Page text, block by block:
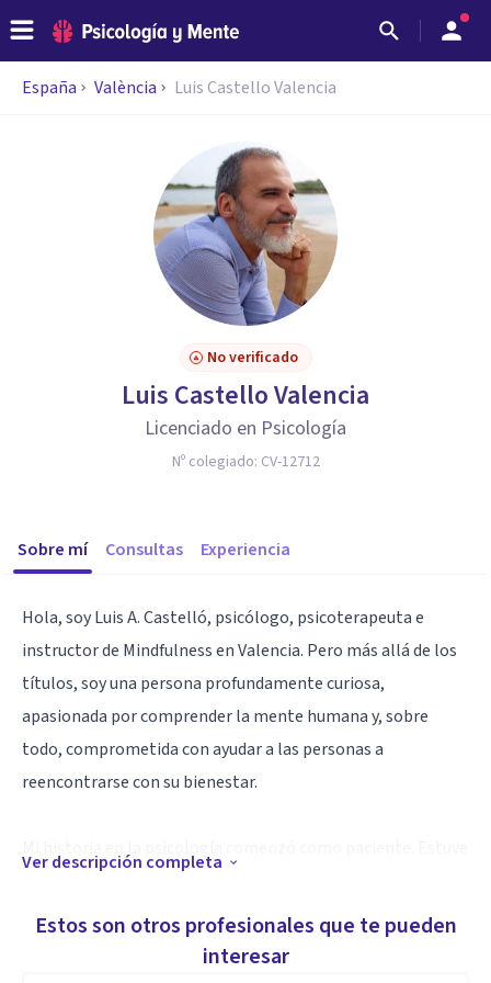
España València Luis Castello Valencia
No verificado
Luis Castello Valencia
Licenciado en Psicología
Nº colegiado: CV-12712
Sobre mí Consultas Experiencia
Hola, soy Luis A. Castelló, psicólogo, psicoterapeuta e
instructor de Mindfulness en Valencia. Pero más allá de los
títulos, soy una persona profundamente curiosa,
apasionada por comprender la mente humana y, sobre
todo, comprometida con ayudar a las personas a
reencontrarse con su bienestar.
tan transformador que no solo me devolvió la paz, sino que
me hizo enamorarme de esta profesión. Aquella experiencia
Ver descripción completa
Estos son otros profesionales que te pueden
interesar